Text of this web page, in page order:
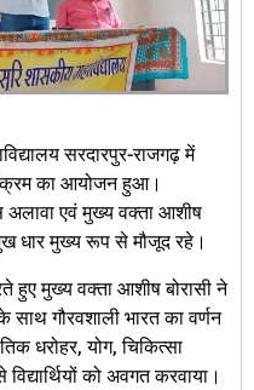
सरदारपुर-राजगढ़ में
का आयोजन हुआ।
अलावा एवं मुख्य वक्ता आशीष
धार मुख्य रूप से मौजूद रहे।
हुए मुख्य वक्ता आशीष बोरासी ने
गौरवशाली भारत का वर्णन
धरोहर, योग, चिकित्सा
को अवगत करवाया।